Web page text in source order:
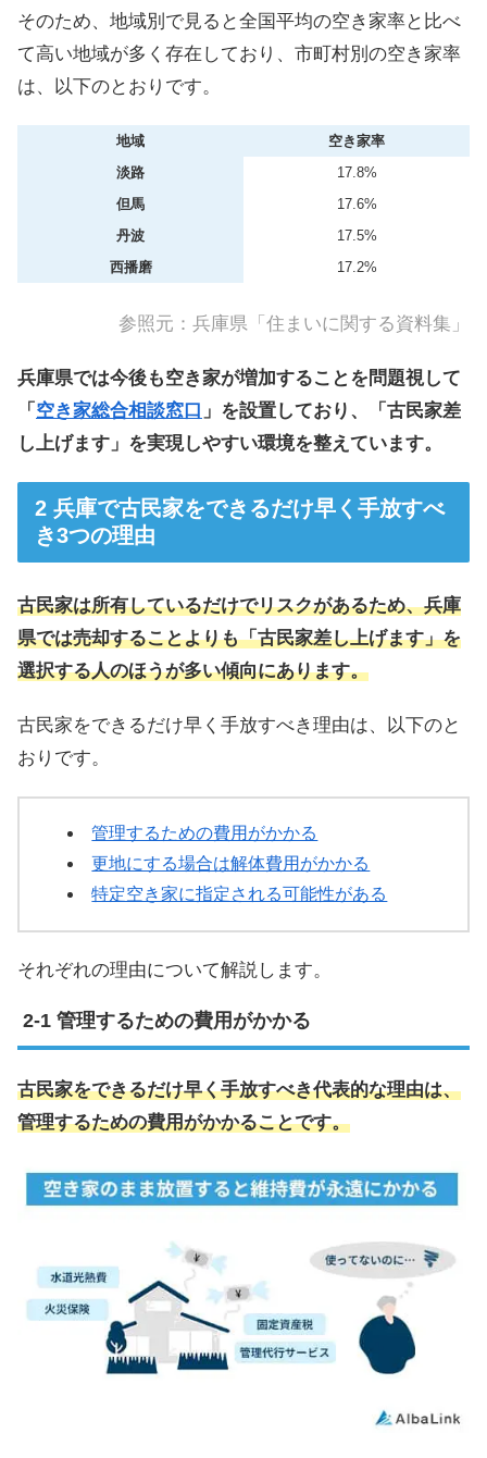
そのため、地域別で見ると全国平均の空き家率と比べ
て高い地域が多く存在しており、市町村別の空き家率
は、以下のとおりです。
地域
空き家率
淡路
17.8%
但馬
17.6%
丹波
17.5%
西播磨
17.2%
参照元： 兵庫県「住まいに関する資料集」
兵庫県では今後も空き家が増加することを問題視して
「 空き家総合相談窓口 」を設置しており、「古民家差
し上げます」を実現しやすい環境を整えています。
兵庫で古民家をできるだけ早く手放すべ
き3つの理由
古民家は所有しているだけでリスクがあるため、兵庫
県では売却することよりも「古民家差し上げます」を
選択する人のほうが多い傾向にあります。
古民家をできるだけ早く手放すべき理由は、以下のと
おりです。
管理するための費用がかかる
更地にする場合は解体費用がかかる
特定空き家に指定される可能性がある
それぞれの理由について解説します。
管理するための費用がかかる
古民家をできるだけ早く手放すべき代表的な理由は、
管理するための費用がかかることです。